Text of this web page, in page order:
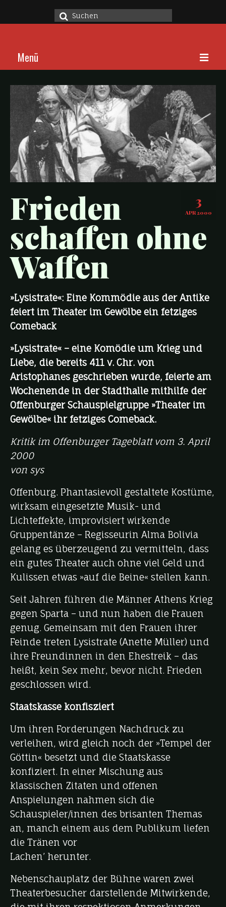
Suche
Menü
Home
Stücke
Über
Kalender
Kontakt
3
APR 2000
Frieden
schaffen ohne
Waffen
»Lysistrate«: Eine Kommödie aus der Antike
feiert im Theater im Gewölbe ein fetziges
Comeback
»Lysistrate« – eine Komödie um Krieg und
Liebe, die bereits 411 v. Chr. von
Aristophanes geschrieben wurde, feierte am
Wochenende in der Stadthalle mithilfe der
Offenburger Schauspielgruppe »Theater im
Gewölbe« ihr fetziges Comeback.
Kritik im Offenburger Tageblatt vom 3. April
2000
von sys
Offenburg. Phantasievoll gestaltete Kostüme,
wirksam eingesetzte Musik- und
Lichteffekte, improvisiert wirkende
Gruppentänze – Regisseurin Alma Bolivia
gelang es überzeugend zu vermitteln, dass
ein gutes Theater auch ohne viel Geld und
Kulissen etwas »auf die Beine« stellen kann.
Seit Jahren führen die Männer Athens Krieg
gegen Sparta – und nun haben die Frauen
genug. Gemeinsam mit den Frauen ihrer
Feinde treten Lysistrate (Anette Müller) und
ihre Freundinnen in den Ehestreik – das
heißt, kein Sex mehr, bevor nicht. Frieden
geschlossen wird.
Staatskasse konfisziert
Um ihren Forderungen Nachdruck zu
verleihen, wird gleich noch der »Tempel der
Göttin« besetzt und die Staatskasse
konfiziert. In einer Mischung aus
klassischen Zitaten und offenen
Anspielungen nahmen sich die
Schauspieler/innen des brisanten Themas
an, manch einem aus dem Publikum liefen
die Tränen vor
Lachen’ herunter.
Nebenschauplatz der Bühne waren zwei
Theaterbesucher darstellende Mitwirkende,